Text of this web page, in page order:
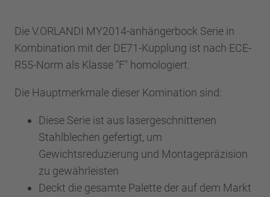
Die V.ORLANDI MY2014-anhängerbock Serie in
Kombination mit der DE71-Kupplung ist nach ECE-
R55-Norm als Klasse "F" homologiert.
Die Hauptmerkmale dieser Komination sind:
Diese Serie ist aus lasergeschnittenen
Stahlblechen gefertigt, um
Gewichtsreduzierung und Montagepräzision
zu gewährleisten
Deckt die gesamte Palette der auf dem Markt